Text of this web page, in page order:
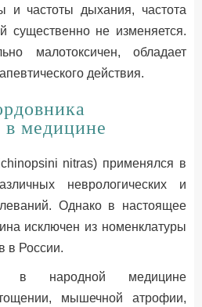
и частоты дыхания, частота
существенно не изменяется.
малотоксичен, обладает
действия.
в медицине
nitras) применялся в
неврологических и
Однако в настоящее
исключен из номенклатуры
в России.
в народной медицине
мышечной атрофии,